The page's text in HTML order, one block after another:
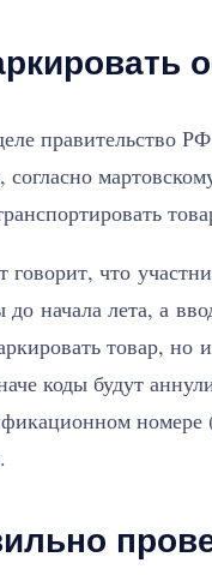
правительство
что
до начала лета, а
товар,
коды будут
номере